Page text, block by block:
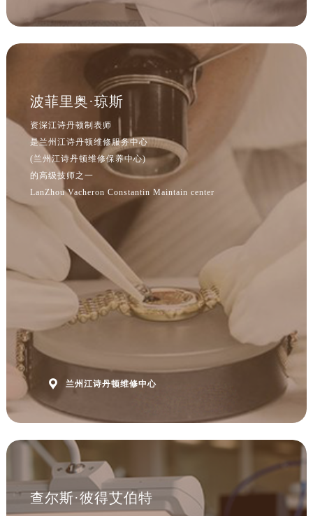
波菲里奥·琼斯
资深江诗丹顿制表师
是兰州江诗丹顿维修服务中心
(兰州江诗丹顿维修保养中心)
的高级技师之一
LanZhou Vacheron Constantin Maintain center
 兰州江诗丹顿维修中心
查尔斯·彼得艾伯特